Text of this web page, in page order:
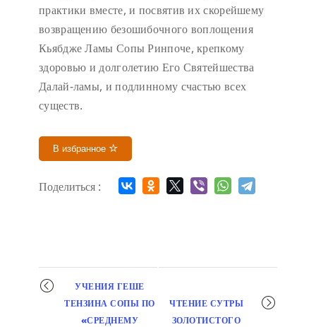
практики вместе, и посвятив их скорейшему
возвращению безошибочного воплощения
Кьябдже Ламы Сопы Ринпоче, крепкому
здоровью и долголетию Его Святейшества
Далай-ламы, и подлинному счастью всех
существ.
В избранное
Поделиться :
Мероприятие
навигация
УЧЕНИЯ ГЕШЕ
ТЕНЗИНА СОПЫ ПО
«СРЕДНЕМУ
ЧТЕНИЕ СУТРЫ
ЗОЛОТИСТОГО